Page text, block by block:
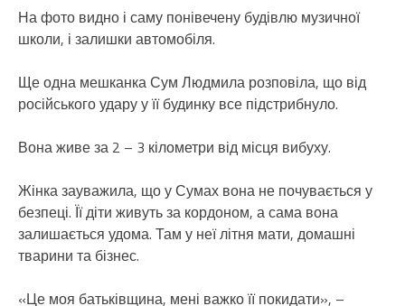
На фото видно і саму понівечену будівлю музичної
школи, і залишки автомобіля.
Ще одна мешканка Сум Людмила розповіла, що від
російського удару у її будинку все підстрибнуло.
Вона живе за 2 – 3 кілометри від місця вибуху.
Жінка зауважила, що у Сумах вона не почувається у
безпеці. Її діти живуть за кордоном, а сама вона
залишається удома. Там у неї літня мати, домашні
тварини та бізнес.
«Це моя батьківщина, мені важко її покидати», –